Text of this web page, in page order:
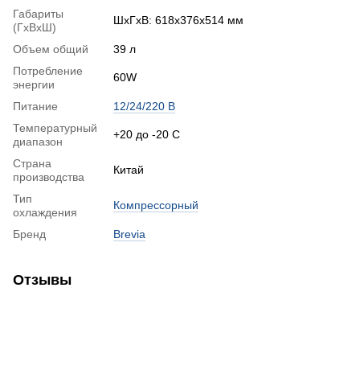
Габариты
(ГхВхШ)
ШхГхВ: 618x376x514 мм
Объем общий
39 л
Потребление
энергии
60W
Питание
12/24/220 В
Температурный
диапазон
+20 до -20 С
Страна
производства
Китай
Тип
охлаждения
Компрессорный
Бренд Brevia
Отзывы